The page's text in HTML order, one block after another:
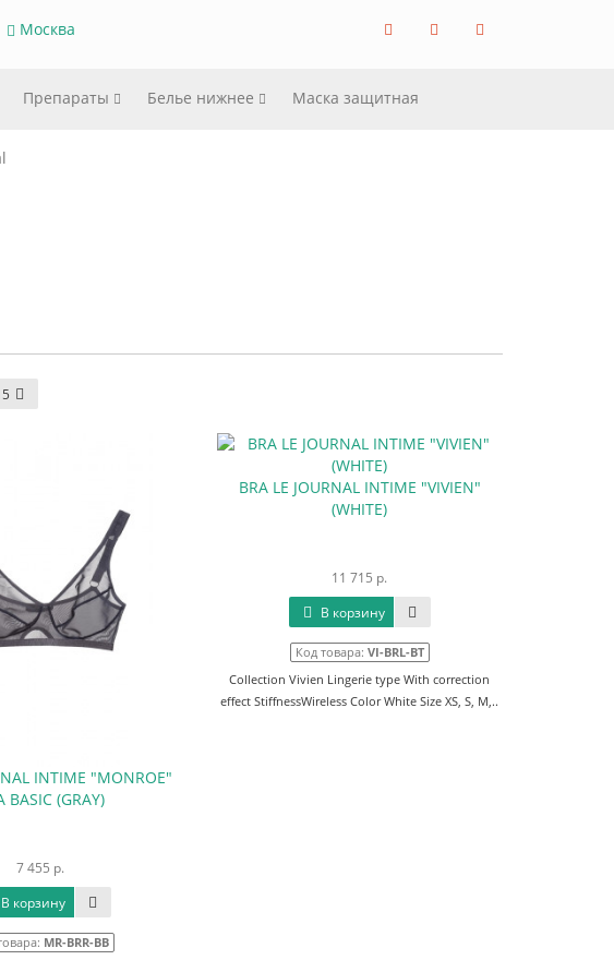
Москва
Препараты Белье нижнее Маска защитная
INTIME "MONROE"
BASIC (GRAY)
7 455 р.
В корзину
MR-BRR-BB
BRA LE JOURNAL INTIME "VIVIEN"
(WHITE)
11 715 р.
В корзину
Код товара: VI-BRL-BT
Collection Vivien Lingerie type With correction
effect StiffnessWireless Color White Size XS, S, M,..